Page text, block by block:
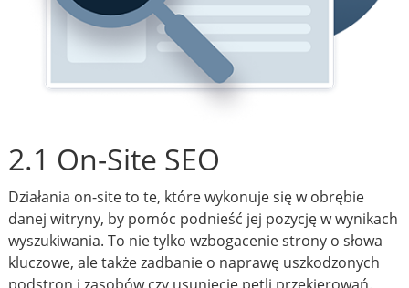
2.1 On-Site SEO
Działania on-site to te, które wykonuje się w obrębie
danej witryny, by pomóc podnieść jej pozycję w wynikach
wyszukiwania. To nie tylko wzbogacenie strony o słowa
kluczowe, ale także zadbanie o naprawę uszkodzonych
podstron i zasobów czy usunięcie pętli przekierowań.